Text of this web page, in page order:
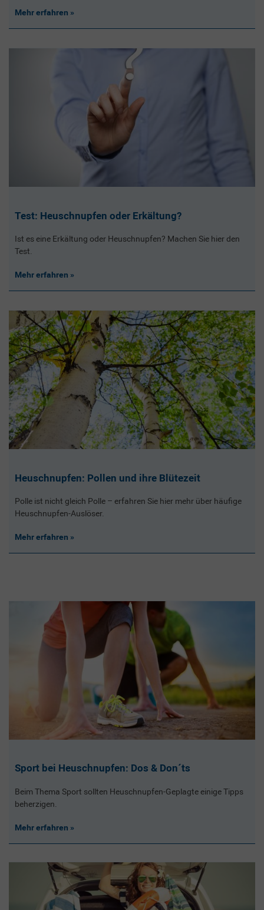
Mehr erfahren
Test: Heuschnupfen oder Erkältung?
Ist es eine Erkältung oder Heuschnupfen? Machen Sie hier den
Test.
Mehr erfahren
Heuschnupfen: Pollen und ihre Blütezeit
Polle ist nicht gleich Polle – erfahren Sie hier mehr über häufige
Heuschnupfen-Auslöser.
Mehr erfahren
Sport bei Heuschnupfen: Dos & Don´ts
Beim Thema Sport sollten Heuschnupfen-Geplagte einige Tipps
beherzigen.
Mehr erfahren